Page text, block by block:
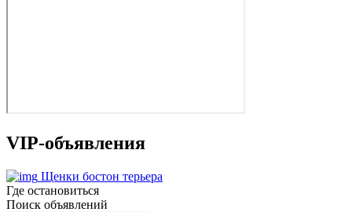
VIP-объявления
Щенки бостон терьера
Где остановиться
Поиск объявлений